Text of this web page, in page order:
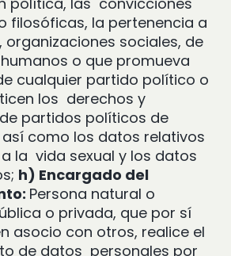
filosóficas, la pertenencia a
organizaciones sociales, de
o que promueva
cualquier partido político o
los derechos y
partidos políticos de
como los datos relativos
la vida sexual y los datos
h) Encargado del
Persona natural o
o privada, que por sí
asocio con otros, realice el
de datos personales por